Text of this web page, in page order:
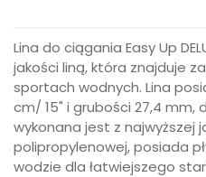
Lina do ciągania Easy Up
jakości liną, która znajduje
sportach wodnych. Lina
cm/ 15" i grubości 27,4 mm,
wykonana jest z najwyższej
polipropylenowej, posiada
wodzie dla łatwiejszego